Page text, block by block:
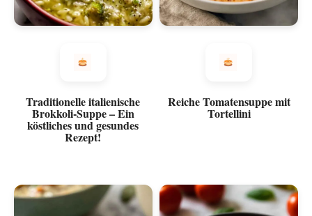
Traditionelle italienische
Brokkoli-Suppe – Ein
köstliches und gesundes
Rezept!
Reiche Tomatensuppe mit
Tortellini